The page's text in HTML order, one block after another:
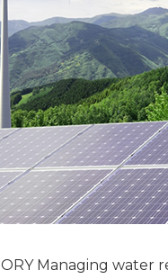
Managing